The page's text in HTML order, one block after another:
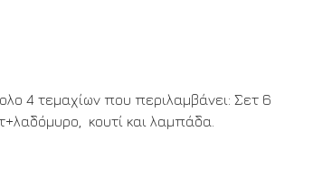
4 τεμαχίων που περιλαμβάνει: Σετ 6
κουτί και λαμπάδα.